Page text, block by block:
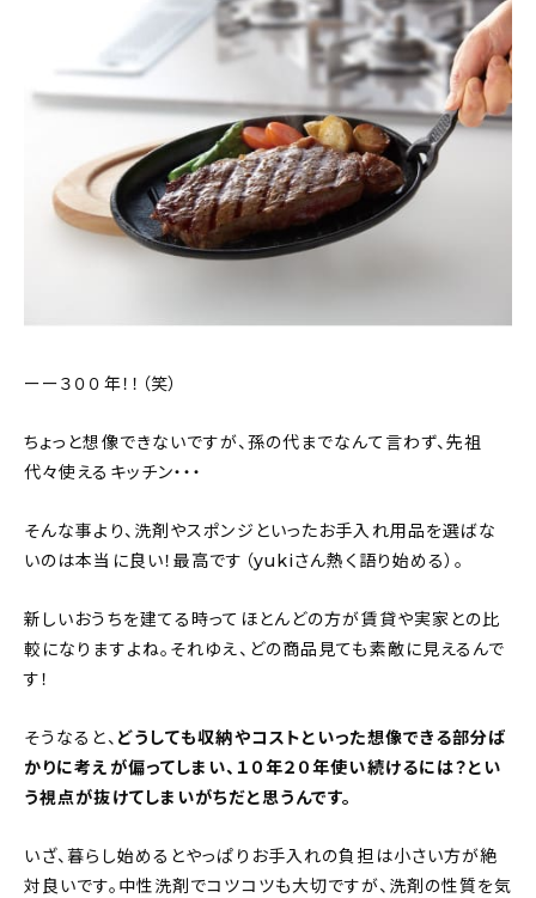
ーー３００年！！（笑）
ちょっと想像できないですが、孫の代までなんて言わず、先祖
代々使えるキッチン・・・
そんな事より、洗剤やスポンジといったお手入れ用品を選ばな
いのは本当に良い！最高です（yukiさん熱く語り始める）。
新しいおうちを建てる時ってほとんどの方が賃貸や実家との比
較になりますよね。それゆえ、どの商品見ても素敵に見えるんで
す！
そうなると、 どうしても収納やコストといった想像できる部分ば
かりに考えが偏ってしまい、１０年２０年使い続けるには？とい
う視点が抜けてしまいがちだと思うんです。
いざ、暮らし始めるとやっぱりお手入れの負担は小さい方が絶
対良いです。中性洗剤でコツコツも大切ですが、洗剤の性質を気